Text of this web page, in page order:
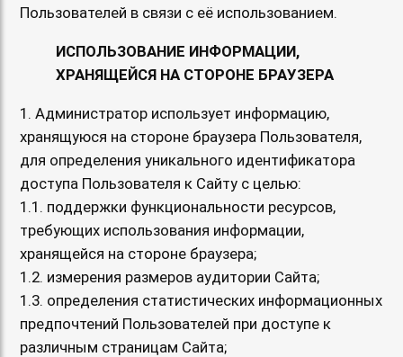
Пользователей в связи с её использованием.
ИСПОЛЬЗОВАНИЕ ИНФОРМАЦИИ,
ХРАНЯЩЕЙСЯ НА СТОРОНЕ БРАУЗЕРА
1. Администратор использует информацию,
хранящуюся на стороне браузера Пользователя,
для определения уникального идентификатора
доступа Пользователя к Сайту с целью:
1.1. поддержки функциональности ресурсов,
требующих использования информации,
хранящейся на стороне браузера;
1.2. измерения размеров аудитории Сайта;
1.3. определения статистических информационных
предпочтений Пользователей при доступе к
различным страницам Сайта;